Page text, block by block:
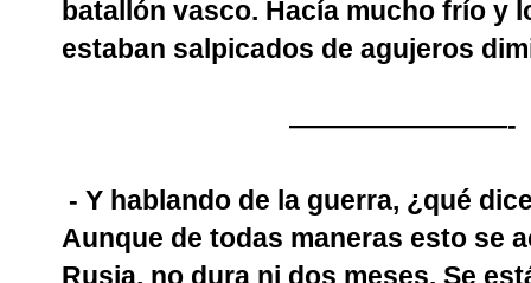
batallón vasco. Hacía mucho frío y
estaban salpicados de agujeros
————————-
- Y hablando de la guerra, ¿qué
Aunque de todas maneras esto se
Rusia, no dura ni dos meses. Se